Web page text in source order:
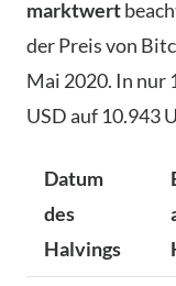
marktwert
der Preis von
Mai 2020. In nur
USD auf 10.943
Datum
des
Halvings